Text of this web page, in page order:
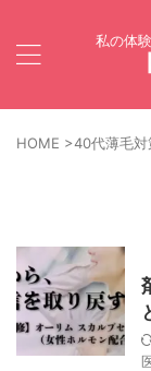
私の体
HOME >40代薄毛対